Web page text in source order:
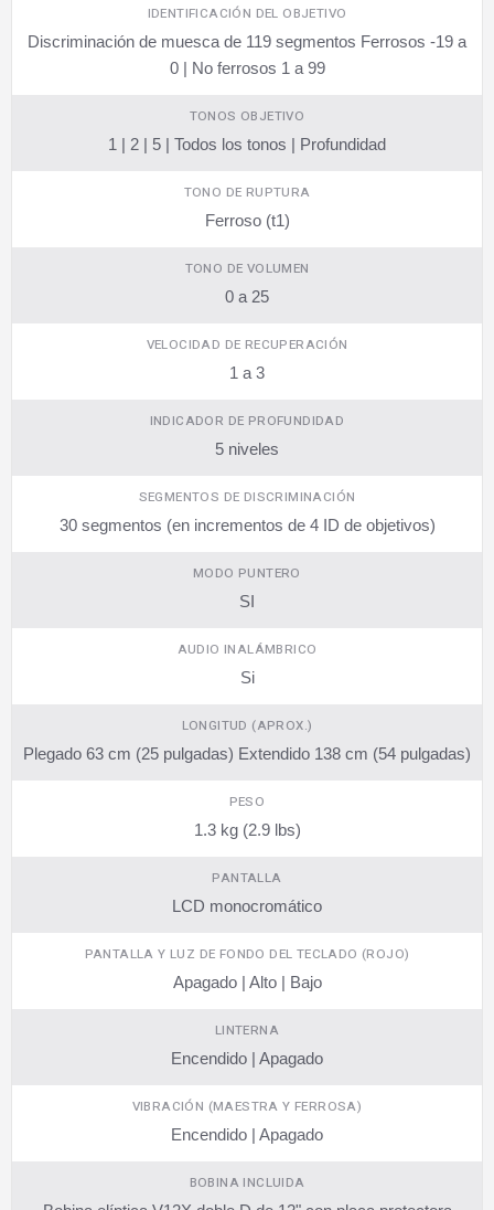
IDENTIFICACIÓN DEL OBJETIVO
Discriminación de muesca de 119 segmentos Ferrosos -19 a
0 | No ferrosos 1 a 99
TONOS OBJETIVO
1 | 2 | 5 | Todos los tonos | Profundidad
TONO DE RUPTURA
Ferroso (t1)
TONO DE VOLUMEN
0 a 25
VELOCIDAD DE RECUPERACIÓN
1 a 3
INDICADOR DE PROFUNDIDAD
5 niveles
SEGMENTOS DE DISCRIMINACIÓN
30 segmentos (en incrementos de 4 ID de objetivos)
MODO PUNTERO
SI
AUDIO INALÁMBRICO
Si
LONGITUD (APROX.)
Plegado 63 cm (25 pulgadas) Extendido 138 cm (54 pulgadas)
PESO
1.3 kg (2.9 lbs)
PANTALLA
LCD monocromático
PANTALLA Y LUZ DE FONDO DEL TECLADO (ROJO)
Apagado | Alto | Bajo
LINTERNA
Encendido | Apagado
VIBRACIÓN (MAESTRA Y FERROSA)
Encendido | Apagado
BOBINA INCLUIDA